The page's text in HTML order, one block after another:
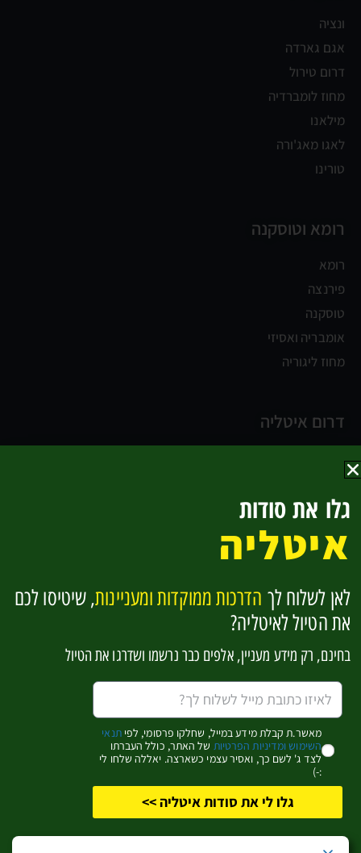
ונציה
אגם גארדה
דרום טירול
מחוז לומברדיה
מילאנו
לאגו מאג'ורה
טורינו
רומא וטוסקנה
רומא
פירנצה
טוסקנה
אומבריה ואסיזי
מחוז ליגוריה
דרום איטליה
נאפולי
קמפניה וחוף אמלפי
החוף האדריאטי
בזיליקטה וקלבריה
סיציליה
להפוך למומחים לאיטליה בקליק אחד
אשמח לקבל מידע מעניין (שחלקו פרסומי)
כן, זה מעניין אותי!
גלו את סודות
איטליה
לאן לשלוח לך הדרכות ממוקדות ומעניינות, שיטיסו לכם
את הטיול לאיטליה?
בחינם, רק מידע מעניין, אלפים כבר נרשמו ושדרגו את הטיול
מאשר.ת קבלת מידע במייל, שחלקו פרסומי, לפיתנאי
השימוש ומדיניות הפרטיות של האתר, כולל העברתו
לצד ג' לשם כך, ואסיר עצמי כשארצה. יאללה שלחו לי
:-)
גלו לי את סודות איטליה >>